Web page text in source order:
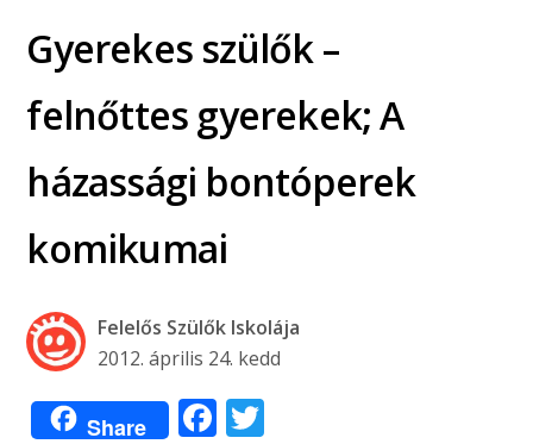
Gyerekes szülők –
felnőttes gyerekek; A
házassági bontóperek
komikumai
Felelős Szülők Iskolája
2012. április 24. kedd
Share Facebook